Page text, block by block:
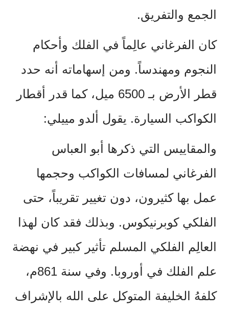
الجمع والتفريق.
كان الفرغاني عالِماً في الفلك وأحكام
النجوم ومهندساً. ومن إسهاماته أنه حدد
قطر الأرض بـ 6500 ميل، كما قدر أقطار
الكواكب السيارة. يقول ألدو مييلي:
والمقاييس التي ذكرها أبو العباس
الفرغاني لمسافات الكواكب وحجمها
عمل بها كثيرون، دون تغيير تقريباً، حتى
الفلكي كوبرنيكوس. وبذلك فقد كان لهذا
العالِم الفلكي المسلم تأثير كبير في نهضة
علم الفلك في أوروبا. وفي سنة 861م،
كلفهُ الخليفة المتوكل على الله بالإشراف